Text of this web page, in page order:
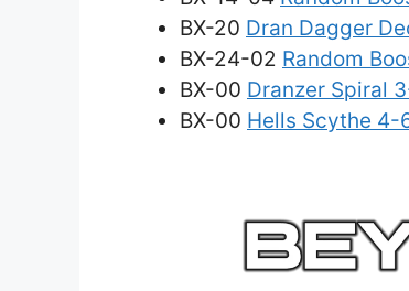
BX-20 Dran Dagger
BX-24-02 Random
BX-00 Dranzer Spiral
BX-00 Hells Scythe 4-